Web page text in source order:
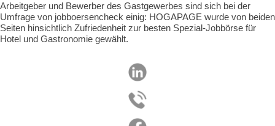
Arbeitgeber und Bewerber des Gastgewerbes sind sich bei der
Umfrage von jobboersencheck einig: HOGAPAGE wurde von beiden
Seiten hinsichtlich Zufriedenheit zur besten Spezial-Jobbörse für
Hotel und Gastronomie gewählt.